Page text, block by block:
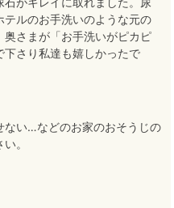
ルのお手洗いのような元の
さまが「お手洗いがピカピ
さり私達も嬉しかったで
ない…などのお家のおそうじの
。